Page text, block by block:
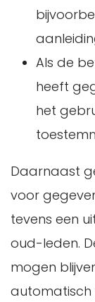
Als de
heeft
het
Daarnaast
voor
tevens een
oud-leden.
mogen
automatisch